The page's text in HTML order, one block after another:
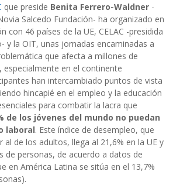
que preside Benita Ferrero-Waldner -
Salcedo Fundación- ha organizado en
con 46 países de la UE, CELAC -presidida
y la OIT, unas jornadas encaminadas a
que afecta a millones de
especialmente en el continente
han intercambiado puntos de vista
hincapié en el empleo y la educación
para combatir la lacra que
de los jóvenes del mundo no puedan
laboral. Este índice de desempleo, que
al de los adultos, llega al 21,6% en la UE y
de personas, de acuerdo a datos de
en América Latina se sitúa en el 13,7%